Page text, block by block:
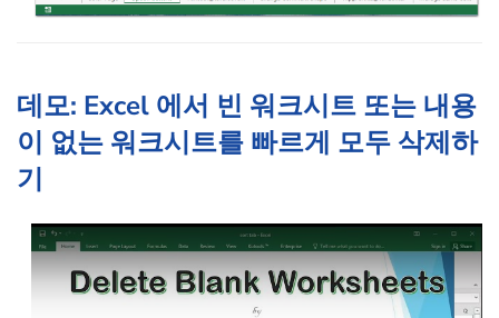
데모: Excel 에서 빈 워크시트 또는 내용
이 없는 워크시트를 빠르게 모두 삭제하
기